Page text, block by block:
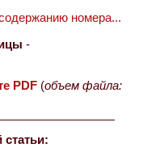
номера...
-
PDF (объем файла: